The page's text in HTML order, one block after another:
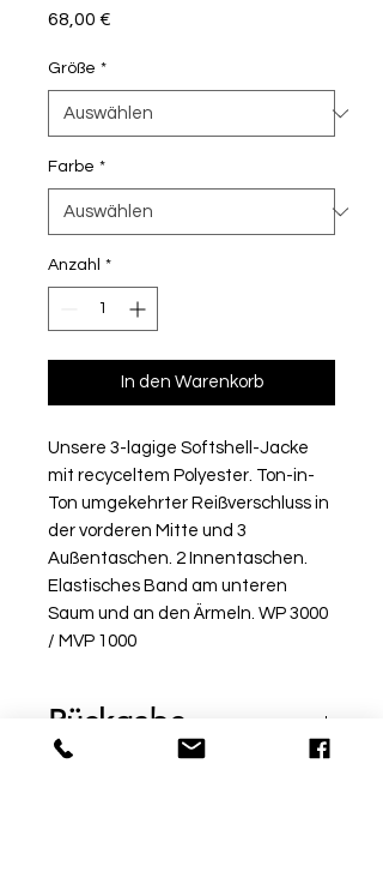
68,00 €
Größe *
Farbe *
Anzahl *
In den Warenkorb
Unsere 3-lagige Softshell-Jacke
mit recyceltem Polyester. Ton-in-
Ton umgekehrter Reißverschluss in
der vorderen Mitte und 3
Außentaschen. 2 Innentaschen.
Elastisches Band am unteren
Saum und an den Ärmeln. WP 3000
/ MVP 1000
Rückgabe